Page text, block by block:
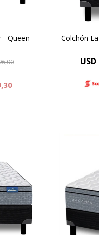
- Queen
Colchón
USD
cm
y el
las
y
capas